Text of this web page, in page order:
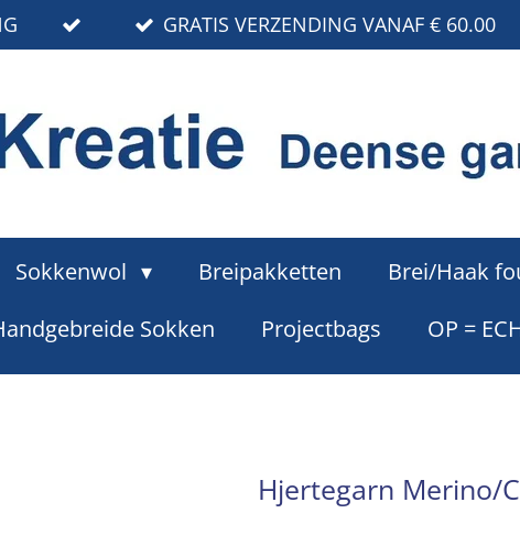
GRATIS VERZENDING VANAF € 60.00
Sokkenwol Breipakketten Brei/Haak
Sokken Projectbags OP =
Hjertegarn Merino/